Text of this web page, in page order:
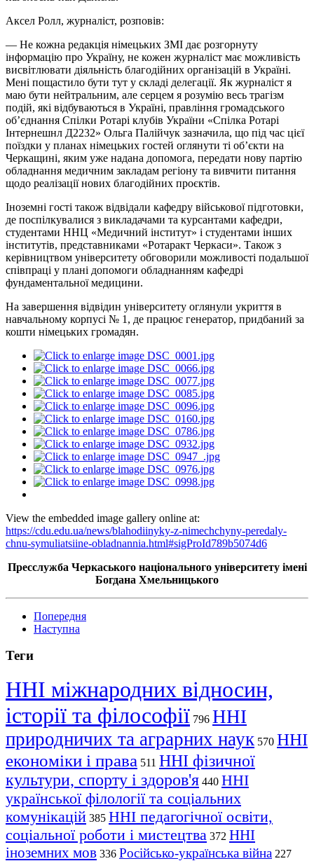
Аксел Ролл, журналіст, розповів:
— Не кожна редакція німецьких ЗМІ дає розгорнуту
інформацію про Україну, не кожен журналіст має можливість
висвітлювати діяльність благодійних організацій в Україні.
Мені пощастило бути тут у складі делегації. Як журналіст я
маю бути нейтральним, але серцем я розумію весь трагізм
подій, які відбуваються в Україні, правління громадського
об’єднання Спілки Ротарі клубів України «Спілка Ротарі
Інтернешнл Д2232» Ольга Палійчук зазначила, що під час цієї
поїздки у планах німецьких гостей оглянути ті об’єкти на
Черкащині, яким уже надана допомога, передати нову партію
обладнання медичним закладам регіону та вивчити питання
щодо реалізації нових благодійних проєктів.
Іноземні гості також відвідали кафедру військової підготовки,
де поспілкувалися з викладачами та курсантами кафедри,
студентами ННЦ «Медичний інститут» і студентами інших
інститутів, представниками «Ротаракт Черкаси». Також з
керівництвом університету обговорили можливості подальшої
співпраці у плані допомоги обладнанням кафедрі
фундаментальної медицини.
На завершення відвідин університету оглянули укриття в
навчальному корпусі № 1, де працює генератор, придбаний за
кошти німецьких громадян.
View the embedded image gallery online at:
https://cdu.edu.ua/news/blahodiinyky-z-nimechchyny-peredaly-
chnu-symuliatsiine-obladnannia.html#sigProId789b5074d6
Пресслужба Черкаського національного університету імені
Богдана Хмельницького
Попередня
Наступна
Теги
ННІ міжнародних відносин,
історії та філософії 796 ННІ
природничих та аграрних наук 570 ННІ
економіки і права 511 ННІ фізичної
культури, спорту і здоров'я 440 ННІ
української філології та соціальних
комунікацій 385 ННІ педагогічної освіти,
соціальної роботи і мистецтва 372 ННІ
іноземних мов 336 Російсько-українська війна 227